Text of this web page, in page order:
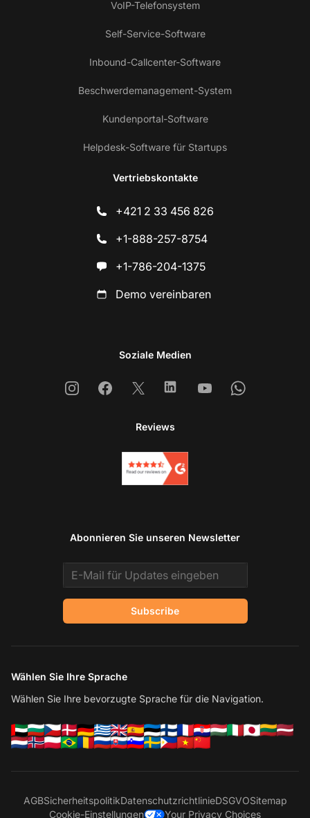
VoIP-Telefonsystem
Self-Service-Software
Inbound-Callcenter-Software
Beschwerdemanagement-System
Kundenportal-Software
Helpdesk-Software für Startups
Vertriebskontakte
+421 2 33 456 826
+1-888-257-8754
+1-786-204-1375
Demo vereinbaren
Soziale Medien
InstagramFacebook
X LinkedinYoutubeWhatsapp
Reviews
Abonnieren Sie unseren Newsletter
Email address
Subscribe
Wählen Sie Ihre Sprache
Wählen Sie Ihre bevorzugte Sprache für die Navigation.
AGBSicherheitspolitikDatenschutzrichtlinieDSGVOSitemap
Cookie-Einstellungen
Your Privacy Choices